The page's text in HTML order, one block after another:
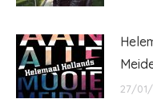
27/